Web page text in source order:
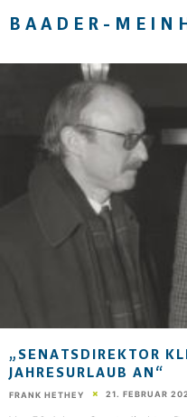
BAADER-
„SENATSDIREKTOR
JAHRESURLAUB AN“
FRANK HETHEY 21. FEBRUAR